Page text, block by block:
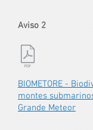
Aviso 2
BIOMETORE -
montes
Grande Meteor